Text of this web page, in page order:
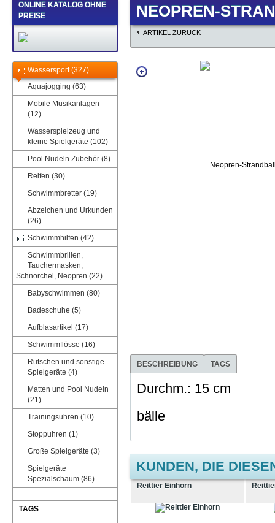
ONLINE KATALOG OHNE
PREISE
Wassersport (327)
Aquajogging (63)
Mobile Musikanlagen
(12)
Wasserspielzeug und
kleine Spielgeräte (102)
Pool Nudeln Zubehör (8)
Reifen (30)
Schwimmbretter (19)
Abzeichen und Urkunden
(26)
Schwimmhilfen (42)
Schwimmbrillen,
Tauchermasken,
Schnorchel, Neopren (22)
Babyschwimmen (80)
Badeschuhe (5)
Aufblasartikel (17)
Schwimmflösse (16)
Rutschen und sonstige
Spielgeräte (4)
Matten und Pool Nudeln
(21)
Trainingsuhren (10)
Stoppuhren (1)
Große Spielgeräte (3)
Spielgeräte
Spezialschaum (86)
TAGS
NEOPREN-
ARTIKEL ZURÜCK
BESCHREIBUNG TAGS
Durchm.: 15 cm
bälle
KUNDEN, DIE
Reittier Einhorn